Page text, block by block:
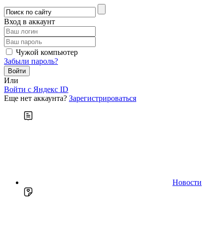
Вход в аккаунт
Чужой компьютер
Забыли пароль?
Или
Войти c Яндекс ID
Еще нет аккаунта? Зарегистрироваться
Новости